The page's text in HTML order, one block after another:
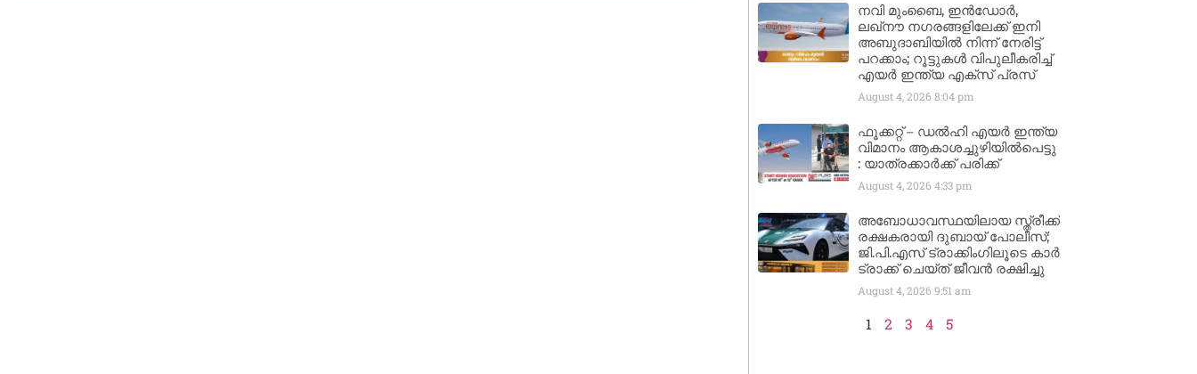
നവി മുംബൈ, ഇൻഡോർ,
ലഖ്നൗ നഗരങ്ങളിലേക്ക് ഇനി
അബുദാബിയിൽ നിന്ന് നേരിട്ട്
പറക്കാം; റൂട്ടുകൾ വിപുലീകരിച്ച്
എയർ ഇന്ത്യ എക്സ് പ്രസ്
August 4, 2026 8:04 pm
ഫൂക്കറ്റ് – ഡൽഹി എയര്‍ ഇന്ത്യ
വിമാനം ആകാശച്ചുഴിയില്‍പെട്ടു
: യാത്രക്കാര്‍ക്ക് പരിക്ക്
August 4, 2026 4:33 pm
അബോധാവസ്ഥയിലായ സ്ത്രീക്ക്
രക്ഷകരായി ദുബായ് പോലീസ്;
ജി.പി.എസ് ട്രാക്കിംഗിലൂടെ കാർ
ട്രാക്ക് ചെയ്ത് ജീവൻ രക്ഷിച്ചു
August 4, 2026 9:51 am
1 2 3 4 5